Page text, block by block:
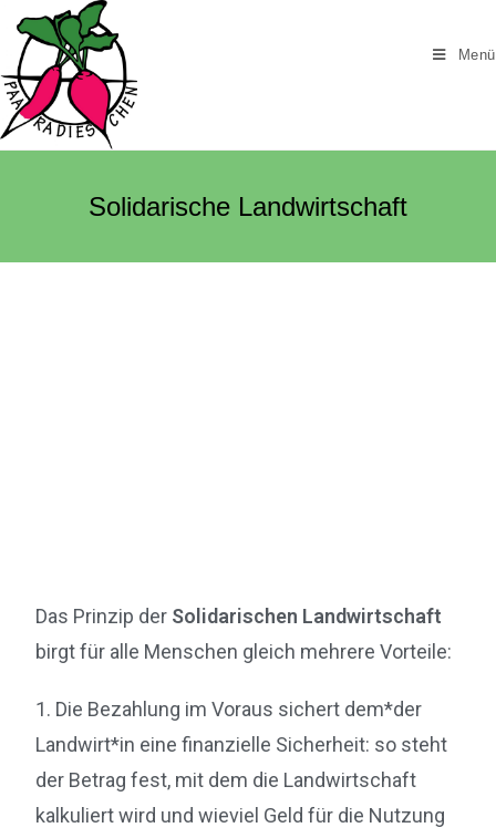
Menü
Solidarische Landwirtschaft
Das Prinzip der Solidarischen Landwirtschaft
birgt für alle Menschen gleich mehrere Vorteile:
1. Die Bezahlung im Voraus sichert dem*der
Landwirt*in eine finanzielle Sicherheit: so steht
der Betrag fest, mit dem die Landwirtschaft
kalkuliert wird und wieviel Geld für die Nutzung